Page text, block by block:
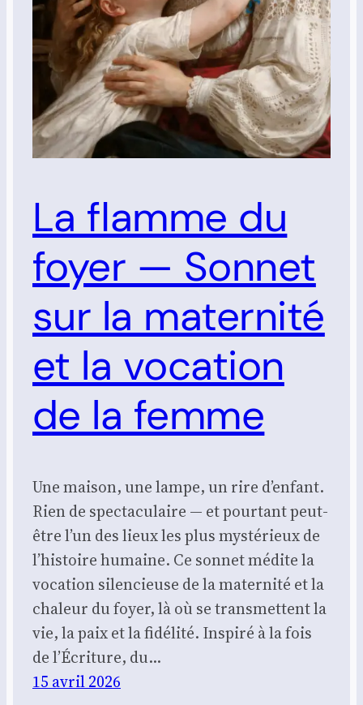
La flamme du
foyer — Sonnet
sur la maternité
et la vocation
de la femme
Une maison, une lampe, un rire d’enfant.
Rien de spectaculaire — et pourtant peut-
être l’un des lieux les plus mystérieux de
l’histoire humaine. Ce sonnet médite la
vocation silencieuse de la maternité et la
chaleur du foyer, là où se transmettent la
vie, la paix et la fidélité. Inspiré à la fois
de l’Écriture, du…
15 avril 2026